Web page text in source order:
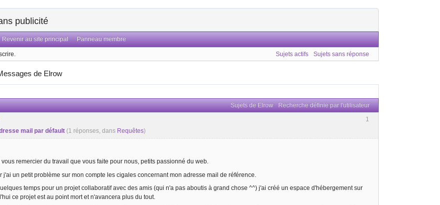
publicité
Revenir au site principal Panneau membre
Sujets actifs Sujets sans réponse
de Elrow
Sujets de Elrow
Recherche définie par l'utilisateur
1
mail par défault (1 réponses, dans Requêtes)
remercier du travail que vous faite pour nous, petits passionné du web.
j'ai un petit problème sur mon compte les cigales concernant mon adresse mail de référence.
temps pour un projet collaboratif avec des amis (qui n'a pas aboutis à grand chose ^^) j'ai créé un espace d'hébergement sur
ce projet est au point mort et n'avancera plus du tout.